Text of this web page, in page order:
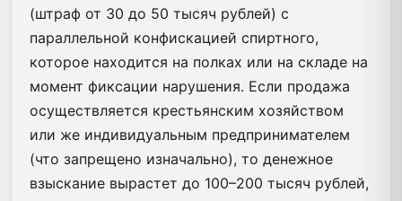
(штраф от 30 до 50 тысяч рублей) с
параллельной конфискацией спиртного,
которое находится на полках или на складе на
момент фиксации нарушения. Если продажа
осуществляется крестьянским хозяйством
или же индивидуальным предпринимателем
(что запрещено изначально), то денежное
взыскание вырастет до 100–200 тысяч рублей,